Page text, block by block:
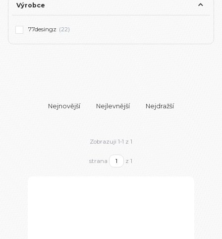
Výrobce
77desingz (22)
Nejnovější Nejlevnější Nejdražší
Zobrazuji 1-1 z 1
strana z 1